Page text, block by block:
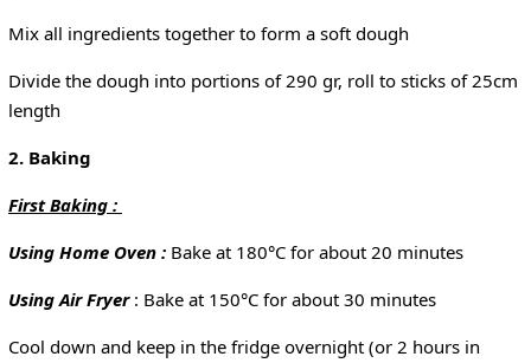
Mix all ingredients together to form a soft dough
Divide the dough into portions of 290 gr, roll to sticks of 25cm
length
2. Baking
First Baking :
Using Home Oven : Bake at 180°C for about 20 minutes
Using Air Fryer: Bake at 150°C for about 30 minutes
Cool down and keep in the fridge overnight (or 2 hours in